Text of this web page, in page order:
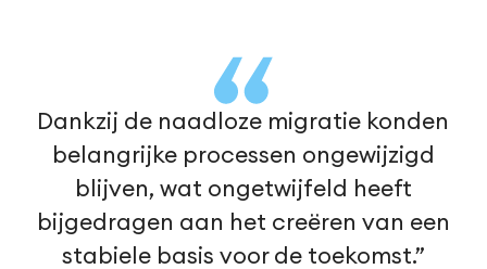
Dankzij de naadloze migratie konden
belangrijke processen ongewijzigd
blijven, wat ongetwijfeld heeft
bijgedragen aan het creëren van een
stabiele basis voor de toekomst.”